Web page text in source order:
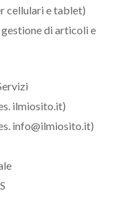
cellulari e tablet)
di articoli e
ilmiosito.it)
info@ilmiosito.it)